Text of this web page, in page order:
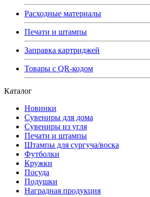
Расходные материалы
Печати и штампы
Заправка картриджей
Товары с QR-кодом
Каталог
Новинки
Сувениры для дома
Сувениры из угля
Печати и штампы
Штампы для сургуча/воска
Футболки
Кружки
Посуда
Подушки
Наградная продукция